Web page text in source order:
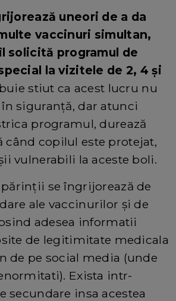
uneori de a da
vaccinuri simultan,
solicită programul de
la vizitele de 2, 4 și
stiut ca acest lucru nu
siguranță, dar atunci
programul, durează
când copilul este protejat,
vulnerabili la aceste boli.
părinții se îngrijorează de
ale vaccinurilor și de
adesea informatii
de legitimitate medicala
de pe social media (unde
Exista intr-
secundare insa acestea